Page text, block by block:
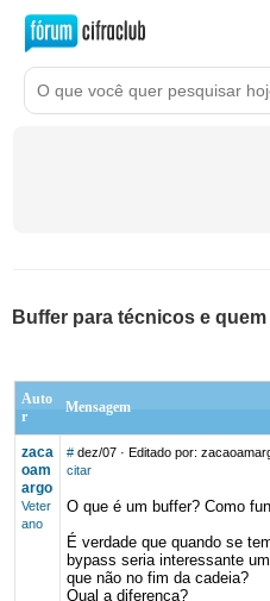
Buffer para técnicos e
Auto
r
Mensagem
zaca
oam
argo
Veter
ano
# dez/07· Editado por:
citar
O que é um buffer? Como
É verdade que quando se
bypass seria interessante
que não no fim da cadeia?
Qual a diferença?